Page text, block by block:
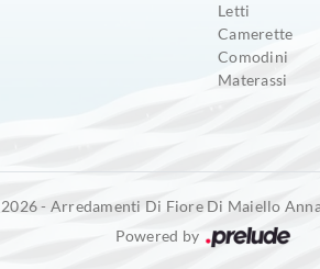
Letti
Camerette
Comodini
Materassi
2026 - Arredamenti Di Fiore Di Maiello
Powered by